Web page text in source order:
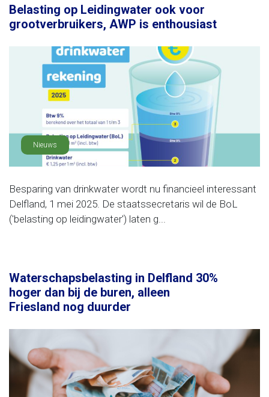
Belasting op Leidingwater ook voor
grootverbruikers, AWP is enthousiast
Nieuws
Besparing van drinkwater wordt nu financieel interessant
Delfland, 1 mei 2025. De staatssecretaris wil de BoL
('belasting op leidingwater') laten g...
Waterschapsbelasting in Delfland 30%
hoger dan bij de buren, alleen
Friesland nog duurder